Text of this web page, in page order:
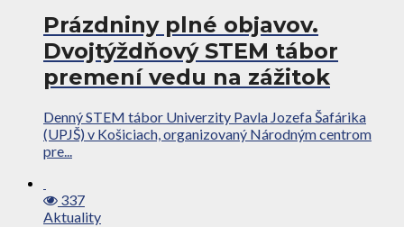
Prázdniny plné objavov.
Dvojtýždňový STEM tábor
premení vedu na zážitok
Denný STEM tábor Univerzity Pavla Jozefa Šafárika
(UPJŠ) v Košiciach, organizovaný Národným centrom
pre...
337
Aktuality